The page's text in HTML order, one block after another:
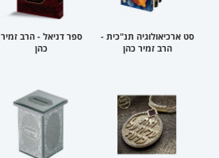
סט ארכיאולוגיה תנ"כית -
הרב זמיר כהן
ספר דניאל - הרב זמיר
כהן